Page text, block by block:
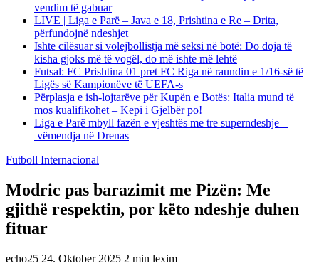
vendim të gabuar
LIVE | Liga e Parë – Java e 18, Prishtina e Re – Drita,
përfundojnë ndeshjet
Ishte cilësuar si volejbollistja më seksi në botë: Do doja të
kisha gjoks më të vogël, do më ishte më lehtë
Futsal: FC Prishtina 01 pret FC Riga në raundin e 1/16-së të
Ligës së Kampionëve të UEFA-s
Përplasja e ish-lojtarëve për Kupën e Botës: Italia mund të
mos kualifikohet – Kepi i Gjelbër po!
Liga e Parë mbyll fazën e vjeshtës me tre superndeshje –
vëmendja në Drenas
Futboll Internacional
Modric pas barazimit me Pizën: Me
gjithë respektin, por këto ndeshje duhen
fituar
echo25 24. Oktober 2025 2 min lexim